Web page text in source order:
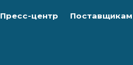
Пресс-центр Поставщикам